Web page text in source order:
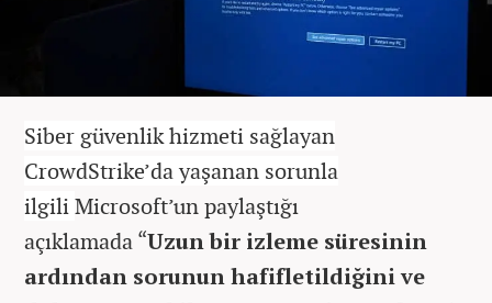
Siber güvenlik hizmeti sağlayan
CrowdStrike’da yaşanan sorunla
ilgiliMicrosoft’un paylaştığı
açıklamada “Uzun bir izleme süresinin
ardından sorunun hafifletildiğini ve